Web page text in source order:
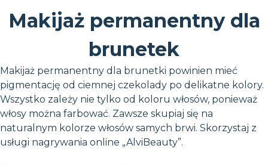
Makijaż permanentny dla
brunetek
Makijaż permanentny dla brunetki powinien mieć
pigmentację od ciemnej czekolady po delikatne kolory.
Wszystko zależy nie tylko od koloru włosów, ponieważ
włosy można farbować. Zawsze skupiaj się na
naturalnym kolorze włosów samych brwi. Skorzystaj z
usługi nagrywania online „AlviBeauty”.